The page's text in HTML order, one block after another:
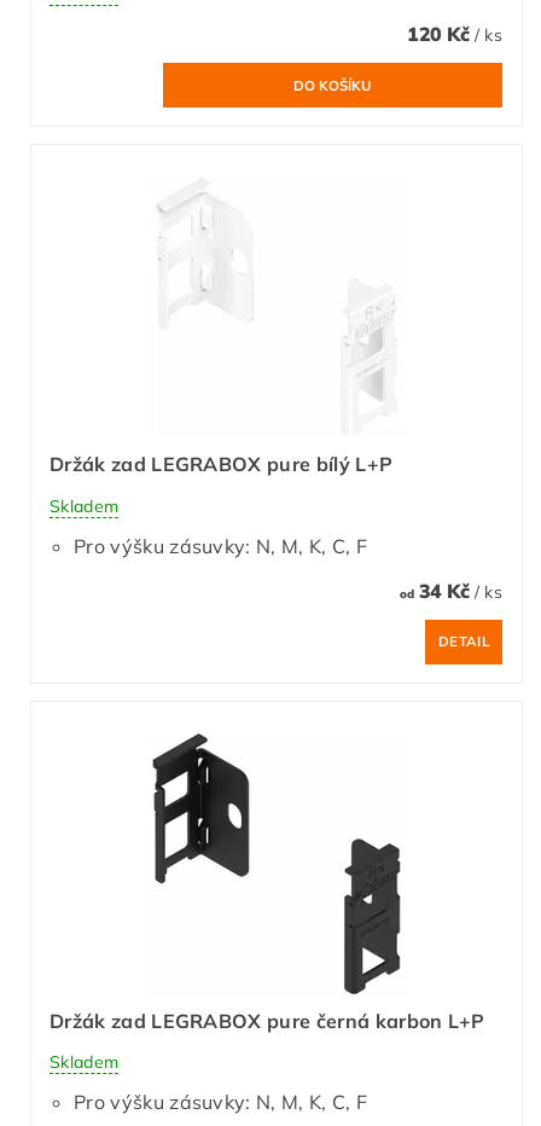
120 Kč / ks
Držák zad LEGRABOX pure bílý L+P
Skladem
Pro výšku zásuvky: N, M, K, C, F
od34 Kč / ks
DETAIL
Držák zad LEGRABOX pure černá karbon L+P
Skladem
Pro výšku zásuvky: N, M, K, C, F